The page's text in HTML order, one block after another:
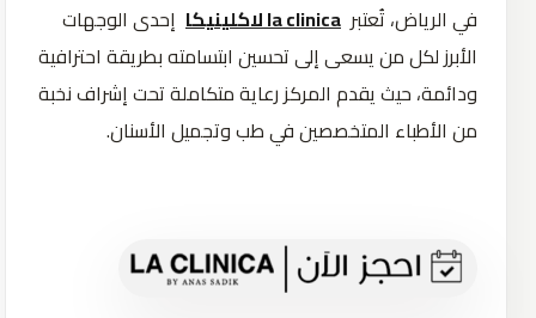
في الرياض، تُعتبر la clinica لاكلينيكا
إحدى الوجهات
الأبرز لكل من يسعى إلى تحسين ابتسامته بطريقة احترافية
ودائمة، حيث يقدم المركز رعاية متكاملة تحت إشراف نخبة
من الأطباء المتخصصين في طب وتجميل الأسنان.